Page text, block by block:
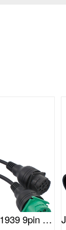
J1939 9pin female to J1939 9pin male cable(I)